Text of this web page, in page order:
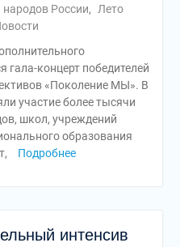
народов России,
Лето
гала-концерт победителей
«Поколение МЫ». В
участие более тысячи
школ, учреждений
образования
Подробнее
интенсив